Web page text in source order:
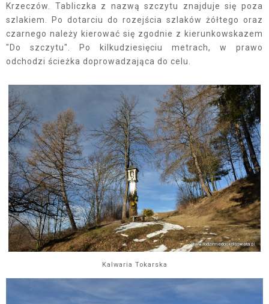
Krzeczów. Tabliczka z nazwą szczytu znajduje się poza
szlakiem. Po dotarciu do rozejścia szlaków żółtego oraz
czarnego należy kierować się zgodnie z kierunkowskazem
"Do szczytu". Po kilkudziesięciu metrach, w prawo
odchodzi ścieżka doprowadzająca do celu.
Kalwaria Tokarska